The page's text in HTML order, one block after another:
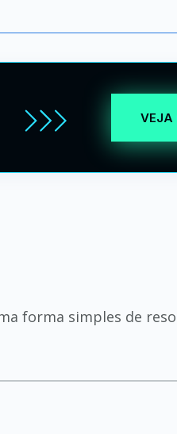
VEJA
forma simples de